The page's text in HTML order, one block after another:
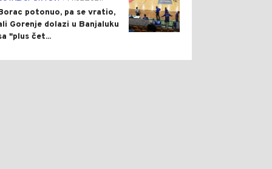
potonuo, pa se vratio,
Gorenje dolazi u Banjaluku
"plus čet...